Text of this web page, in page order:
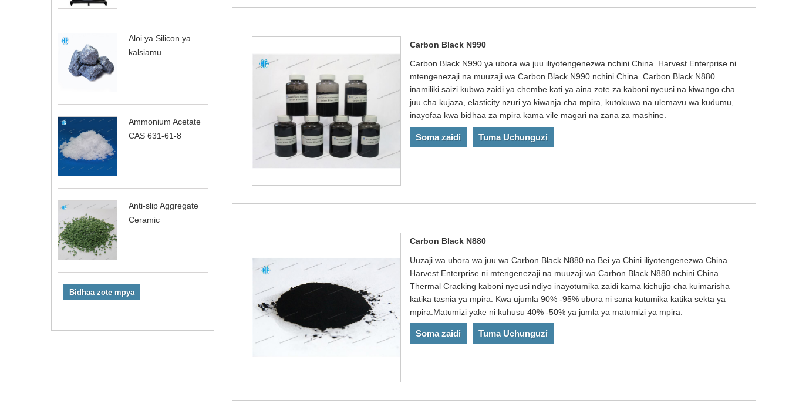
Aloi ya Silicon ya
kalsiamu
Ammonium Acetate
CAS 631-61-8
Anti-slip Aggregate
Ceramic
Bidhaa zote mpya
Carbon Black N990
Carbon Black N990 ya ubora wa juu iliyotengenezwa nchini China. Harvest Enterprise ni
mtengenezaji na muuzaji wa Carbon Black N990 nchini China. Carbon Black N880
inamiliki saizi kubwa zaidi ya chembe kati ya aina zote za kaboni nyeusi na kiwango cha
juu cha kujaza, elasticity nzuri ya kiwanja cha mpira, kutokuwa na ulemavu wa kudumu,
inayofaa kwa bidhaa za mpira kama vile magari na zana za mashine.
Soma zaidi Tuma Uchunguzi
Carbon Black N880
Uuzaji wa ubora wa juu wa Carbon Black N880 na Bei ya Chini iliyotengenezwa China.
Harvest Enterprise ni mtengenezaji na muuzaji wa Carbon Black N880 nchini China.
Thermal Cracking kaboni nyeusi ndiyo inayotumika zaidi kama kichujio cha kuimarisha
katika tasnia ya mpira. Kwa ujumla 90% -95% ubora ni sana kutumika katika sekta ya
mpira.Matumizi yake ni kuhusu 40% -50% ya jumla ya matumizi ya mpira.
Soma zaidi Tuma Uchunguzi